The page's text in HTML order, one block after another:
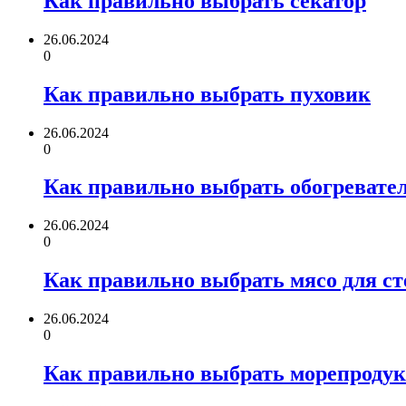
26.06.2024
0
Как правильно выбрать пуховик
26.06.2024
0
Как правильно выбрать
26.06.2024
0
Как правильно выбрать мясо для
26.06.2024
0
Как правильно выбрать